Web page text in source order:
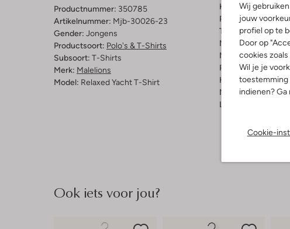
Wij
jouw
profiel op te
Door op
cookies
Wil je je
toestemming
indienen? Ga
Cookie-
Productnummer: 350785
Artikelnummer: Mjb-30026-23
Gender: Jongens
Productsoort: Polo's & T-Shirts
Subsoort: T-Shirts
Merk: Malelions
Model: Relaxed Yacht T-Shirt
Kleur:Antraciet
Patroon:Geprint
Trends:Retro
Materiaal: Katoen
Pasvorm:
Halslijn:Rond
Mouwlengte:
Lengte:
Ook iets voor jou?